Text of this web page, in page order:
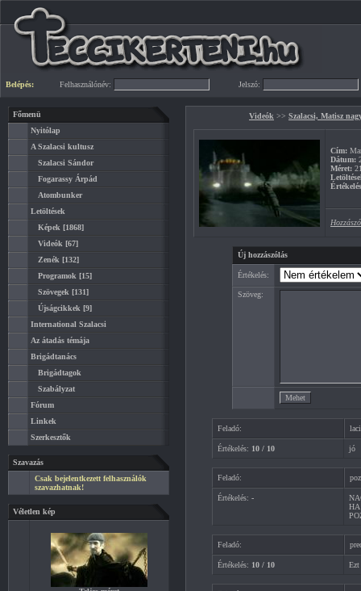
Belépés: Felhasználónév: Jelszó:
Főmenü
Nyitólap
A Szalacsi kultusz
Szalacsi Sándor
Fogarassy Árpád
Atombunker
Letöltések
Képek [1868]
Videók [67]
Zenék [132]
Programok [15]
Szövegek [131]
Újságcikkek [9]
International Szalacsi
Az átadás témája
Brigádtanács
Brigádtagok
Szabályzat
Fórum
Linkek
Szerkesztők
Szavazás
Csak bejelentkezett felhasználók
szavazhatnak!
Véletlen kép
Videók >> Szalacsi, Matisz
Cím:
Dátum:
Méret:
Új hozzászólás
Értékelés:
Szöveg:
Feladó:
Értékelés: 10 / 10 jó
Feladó:
Értékelés: -
Feladó:
Értékelés: 10 / 10